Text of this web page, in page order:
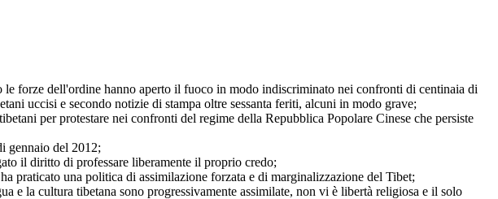
forze dell'ordine hanno aperto il fuoco in modo indiscriminato nei confronti di centinaia di
uccisi e secondo notizie di stampa oltre sessanta feriti, alcuni in modo grave;
per protestare nei confronti del regime della Repubblica Popolare Cinese che persiste
gennaio del 2012;
il diritto di professare liberamente il proprio credo;
praticato una politica di assimilazione forzata e di marginalizzazione del Tibet;
e la cultura tibetana sono progressivamente assimilate, non vi è libertà religiosa e il solo